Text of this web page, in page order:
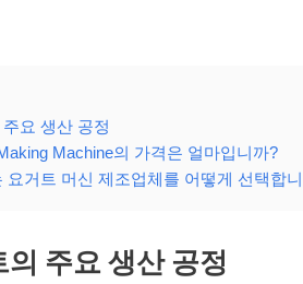
요 생산 공정
Machine의 가격은 얼마입니까?
요거트 머신 제조업체를 어떻게 선택합
의 주요 생산 공정